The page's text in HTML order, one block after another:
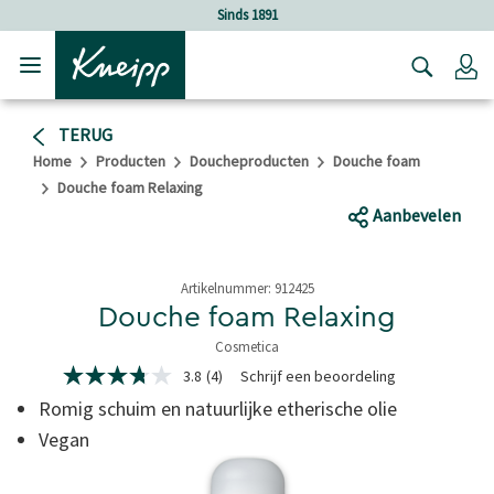
Verder gaan naar hoofdinhoud.Sinds 1891
TERUG
Home Producten Doucheproducten
Douche foam
Douche foam Relaxing
Aanbevelen
Artikelnummer: 912425
Douche foam Relaxing
Cosmetica
5 van 5 sterren
3.8
van
5
sterren,
gemiddelde
3.8 (4) Schrijf een beoordeling
Romig schuim en natuurlijke etherische olie
Vegan